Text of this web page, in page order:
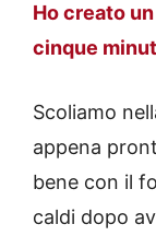
Ho creato
cinque
Scoliamo
appena
bene con il
caldi dopo